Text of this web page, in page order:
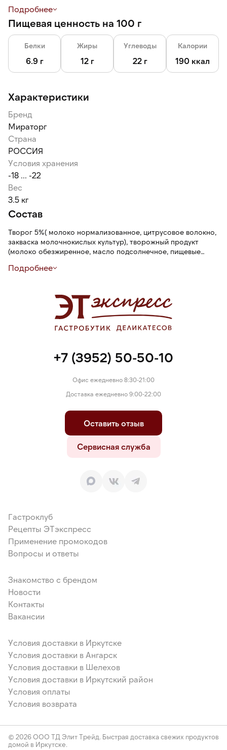
Сырники готовы, их достаточно разогреть на сковороде
или в микроволновой печи.
Подробнее
Пищевая ценность на 100 г
Белки
6.9 г
Жиры
12 г
Углеводы
22 г
Калории
190 ккал
Характеристики
Бренд
Мираторг
Страна
РОССИЯ
Условия хранения
-18 ... -22
Вес
3.5 кг
Состав
Творог 5%( молоко нормализованное, цитрусовое волокно,
закваска молочнокислых культур), творожный продукт
(молоко обезжиренное, масло подсолнечное, пищевые
крахмал кукурузный модифицированный, уплотнитель –
пастеризованный (яйцо куриное), ванилин, соль.
Подробнее
+7 (3952) 50-50-10
Офис ежедневно 8:30-21:00
Доставка ежедневно 9:00-22:00
Оставить отзыв
Сервисная служба
Гастроклуб
Рецепты ЭТэкспресс
Применение промокодов
Вопросы и ответы
Знакомство с брендом
Новости
Контакты
Вакансии
Условия доставки в Иркутске
Условия доставки в Ангарск
Условия доставки в Шелехов
Условия доставки в Иркутский район
Условия оплаты
Условия возврата
© 2026 ООО ТД Элит Трейд. Быстрая доставка свежих продуктов
домой в Иркутске.